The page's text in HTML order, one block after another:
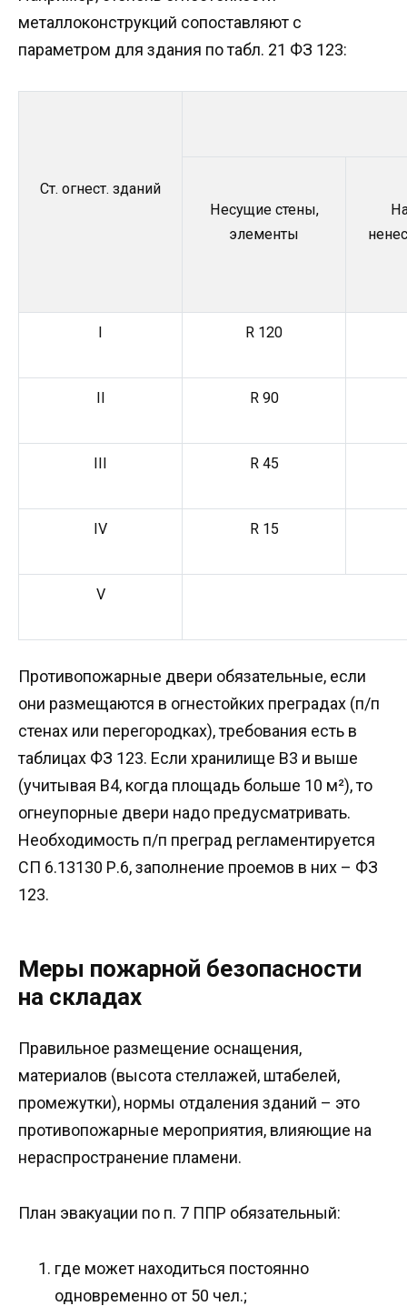
металлоконструкций сопоставляют с
параметром для здания по табл. 21 ФЗ 123:
Ст. огнест. зданий
Несущие стены,
элементы
R 120
R 90
R 45
IV R 15
V
Противопожарные двери обязательные, если
они размещаются в огнестойких преградах (п/п
стенах или перегородках), требования есть в
таблицах ФЗ 123. Если хранилище В3 и выше
(учитывая В4, когда площадь больше 10 м²), то
огнеупорные двери надо предусматривать.
Необходимость п/п преград регламентируется
СП 6.13130 Р.6, заполнение проемов в них – ФЗ
123.
Меры пожарной безопасности
на складах
Правильное размещение оснащения,
материалов (высота стеллажей, штабелей,
промежутки), нормы отдаления зданий – это
противопожарные мероприятия, влияющие на
нераспространение пламени.
План эвакуации по п. 7 ППР обязательный:
где может находиться постоянно
одновременно от 50 чел.;